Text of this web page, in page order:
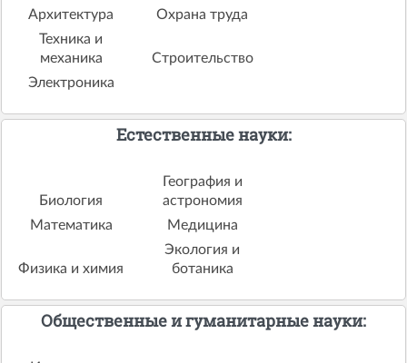
Архитектура
Охрана труда
Техника и
механика
Строительство
Электроника
Естественные науки:
Биология
География и
астрономия
Математика
Медицина
Физика и химия
Экология и
ботаника
Общественные и гуманитарные науки: